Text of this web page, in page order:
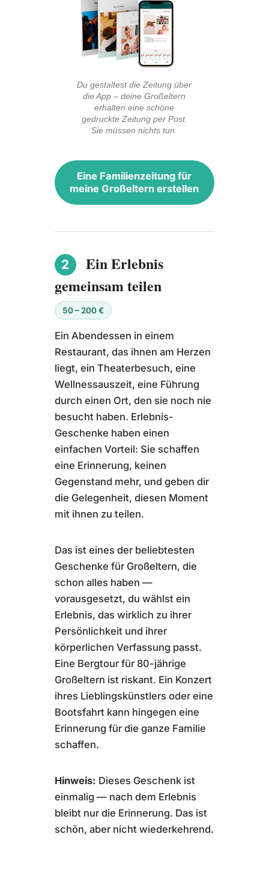
Du gestaltest die Zeitung über
die App – deine Großeltern
erhalten eine schöne
gedruckte Zeitung per Post.
Sie müssen nichts tun.
Eine Familienzeitung für
meine Großeltern erstellen
2
Ein Erlebnis
gemeinsam teilen
50 – 200 €
Ein Abendessen in einem
Restaurant, das ihnen am Herzen
liegt, ein Theaterbesuch, eine
Wellnessauszeit, eine Führung
durch einen Ort, den sie noch nie
besucht haben. Erlebnis-
Geschenke haben einen
einfachen Vorteil: Sie schaffen
eine Erinnerung, keinen
Gegenstand mehr, und geben dir
die Gelegenheit, diesen Moment
mit ihnen zu teilen.
Das ist eines der beliebtesten
Geschenke für Großeltern, die
schon alles haben —
vorausgesetzt, du wählst ein
Erlebnis, das wirklich zu ihrer
Persönlichkeit und ihrer
körperlichen Verfassung passt.
Eine Bergtour für 80-jährige
Großeltern ist riskant. Ein Konzert
ihres Lieblingskünstlers oder eine
Bootsfahrt kann hingegen eine
Erinnerung für die ganze Familie
schaffen.
Hinweis: Dieses Geschenk ist
einmalig — nach dem Erlebnis
bleibt nur die Erinnerung. Das ist
schön, aber nicht wiederkehrend.